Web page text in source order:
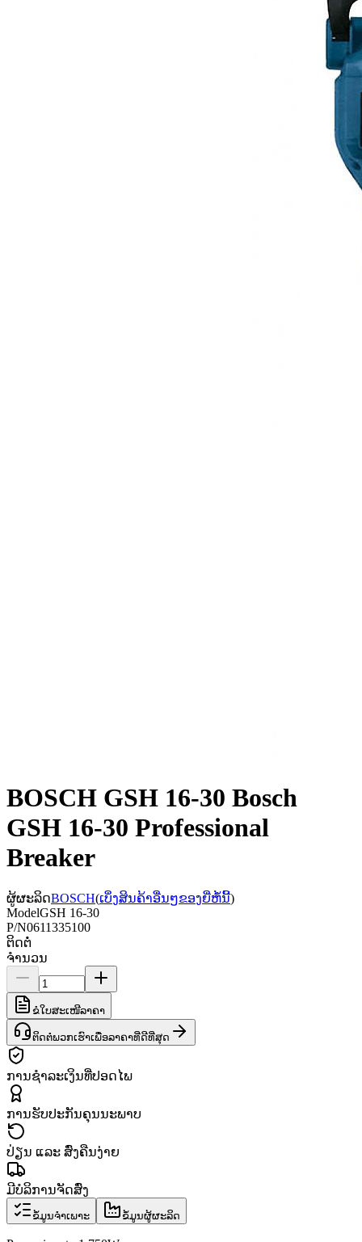
BOSCH GSH 16-30 Bosch
GSH 16-30 Professional
Breaker
ຜູ້ຜະລິດBOSCH(ເບິ່ງສິນຄ້າອື່ນໆຂອງຍີ່ຫໍ້ນີ້)
ModelGSH 16-30
P/N0611335100
ຕິດຕໍ່
ຈຳນວນ
ຂໍໃບສະເໜີລາຄາ
ຕິດຕໍ່ພວກເຮົາເພື່ອລາຄາທີ່ດີທີ່ສຸດ
ການຊຳລະເງິນທີ່ປອດໄພ
ການຮັບປະກັນຄຸນນະພາບ
ປ່ຽນ ແລະ ສົ່ງຄືນງ່າຍ
ມີບໍລິການຈັດສົ່ງ
ຂໍ້ມູນຈຳເພາະ ຂໍ້ມູນຜູ້ຜະລິດ